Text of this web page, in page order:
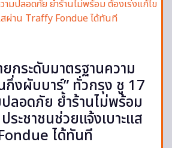
กระดับมาตรฐานความ
กึ่งผับบาร์” ทั่วกรุง ชู 17
ลอดภัย ย้ำร้านไม่พร้อม
ระชาชนช่วยแจ้งเบาะแส
ได้ทันที